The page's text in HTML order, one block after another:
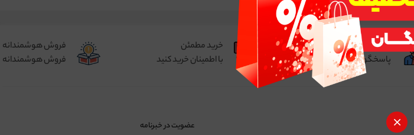
پشتیبانی فنی
پاسخگوی سوالات شما
خرید مطمئن
با اطمینان خرید کنید
فروش هوشمندانه
فروش هوشمندانه
عضویت در خبرنامه